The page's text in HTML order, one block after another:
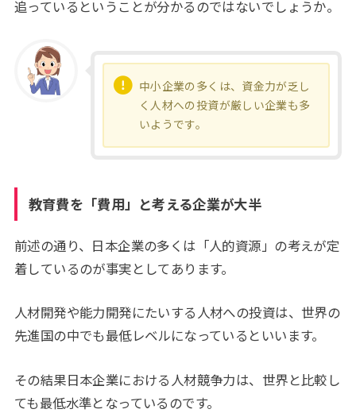
追っているということが分かるのではないでしょうか。
中小企業の多くは、資金力が乏し
く人材への投資が厳しい企業も多
いようです。
教育費を「費用」と考える企業が大半
前述の通り、日本企業の多くは「人的資源」の考えが定
着しているのが事実としてあります。
人材開発や能力開発にたいする人材への投資は、世界の
先進国の中でも最低レベルになっているといいます。
その結果日本企業における人材競争力は、世界と比較し
ても最低水準となっているのです。